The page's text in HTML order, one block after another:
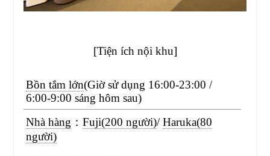
[Tiện ích nội khu]
Bồn tắm lớn(Giờ sử dụng 16:00-23:00 /
6:00-9:00 sáng hôm sau)
Nhà hàng ：Fuji(200 người)/Haruka(80
người)